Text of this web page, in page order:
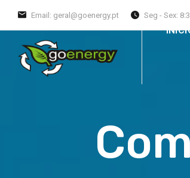
Email: geral@goenergy.pt Seg - Sex: